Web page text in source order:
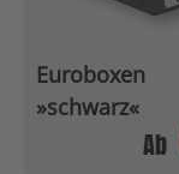
Euroboxen
»schwarz«
Ab